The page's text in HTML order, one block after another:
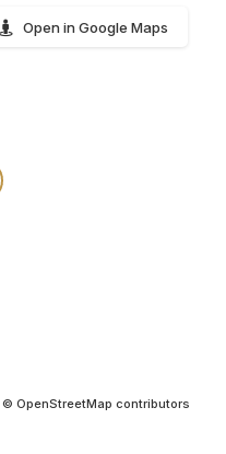
© OpenStreetMap contributors
Open in Google Maps